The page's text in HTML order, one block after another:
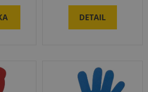
DETAIL